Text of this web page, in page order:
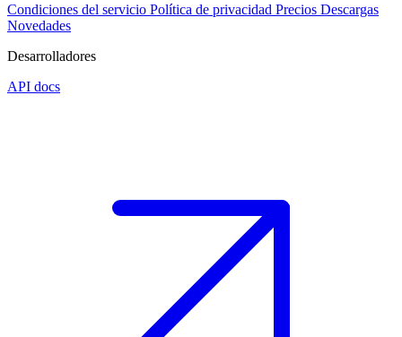
Condiciones del servicio Política de privacidad Precios Descargas
Novedades
Desarrolladores
API docs